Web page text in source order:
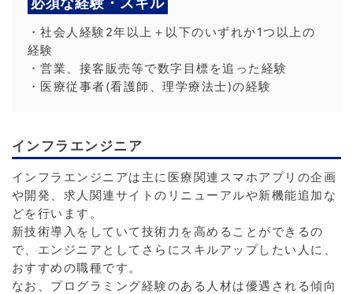
・社会人経験2年以上＋以下のいずれか1つ以上の
経験
・営業、接客販売等で数字目標を追った経験
・医療従事者(看護師、理学療法士)の経験
インフラエンジニア
インフラエンジニアは主に医療関連スマホアプリの企画
や開発、求人関連サイトのリニューアルや新機能追加な
どを行います。
新技術導入をしていて技術力を高めることができるの
で、エンジニアとしてさらにスキルアップしたい人に、
おすすめの職種です。
なお、プログラミング経験のある人材は優遇される傾向